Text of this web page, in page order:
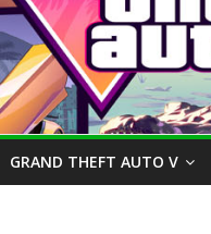
GRAND THEFT AUTO V